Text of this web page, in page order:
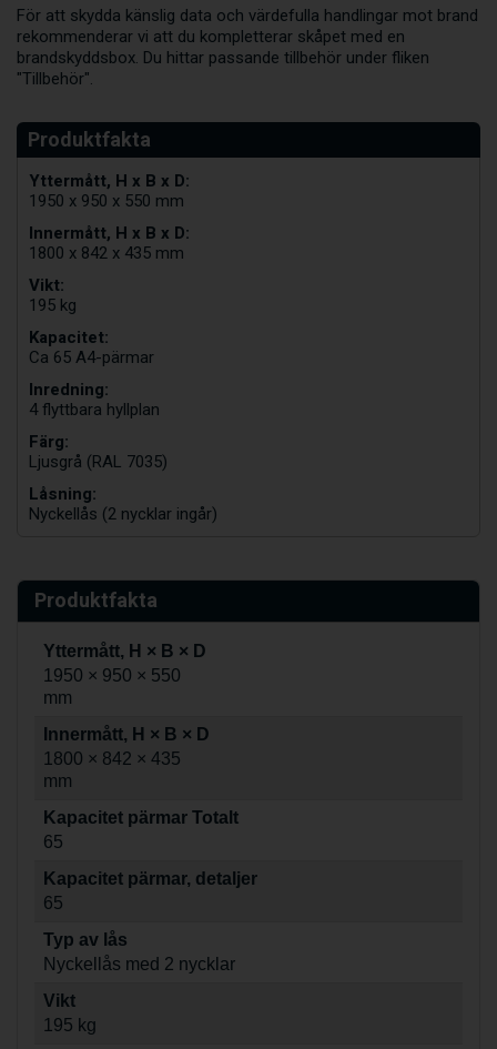
För att skydda känslig data och värdefulla handlingar mot brand
rekommenderar vi att du kompletterar skåpet med en
brandskyddsbox. Du hittar passande tillbehör under fliken
"Tillbehör".
Yttermått, H x B x D:
1950 x 950 x 550 mm
Innermått, H x B x D:
1800 x 842 x 435 mm
Vikt:
195 kg
Kapacitet:
Ca 65 A4-pärmar
Inredning:
4 flyttbara hyllplan
Färg:
Ljusgrå (RAL 7035)
Låsning:
Nyckellås (2 nycklar ingår)
Produktfakta
Yttermått, H × B × D
1950 × 950 × 550
mm
Innermått, H × B × D
1800 × 842 × 435
mm
Kapacitet pärmar Totalt
65
Kapacitet pärmar, detaljer
65
Typ av lås
Nyckellås med 2 nycklar
Vikt
195 kg